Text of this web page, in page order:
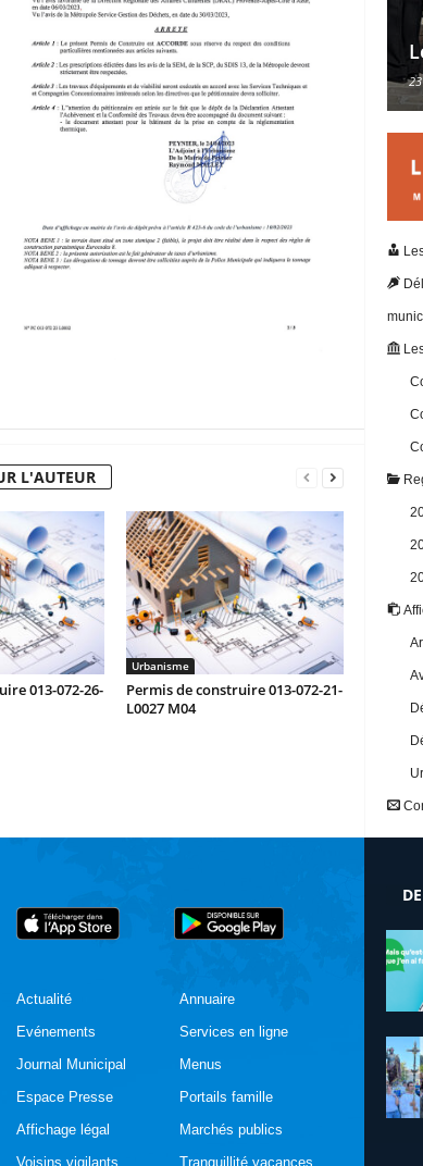
L'AUTEUR
013-072-26-
Urbanisme
Permis de construire 013-072-21-
L0027 M04
Actualité
Evénements
Journal Municipal
Espace Presse
Affichage légal
Voisins vigilants
Annuaire
Services en ligne
Menus
Portails famille
Marchés publics
Tranquillité vacances